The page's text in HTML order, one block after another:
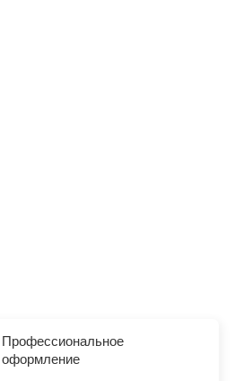
Профессиональное
оформление